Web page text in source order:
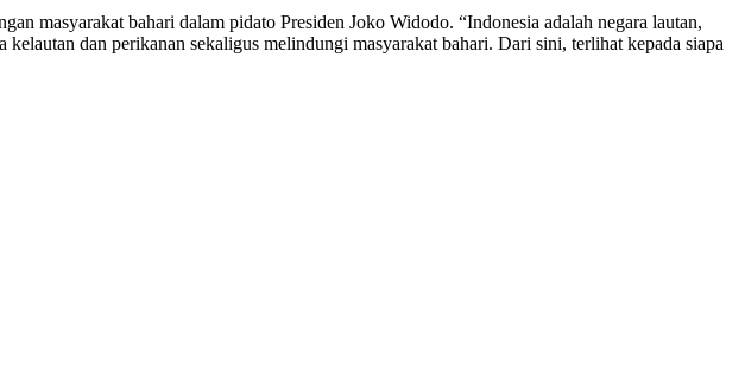
masyarakat bahari dalam pidato Presiden Joko Widodo. “Indonesia adalah negara lautan,
dan perikanan sekaligus melindungi masyarakat bahari. Dari sini, terlihat kepada siapa